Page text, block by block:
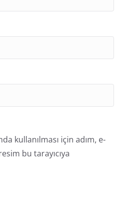
kullanılması için adım, e-
bu tarayıcıya